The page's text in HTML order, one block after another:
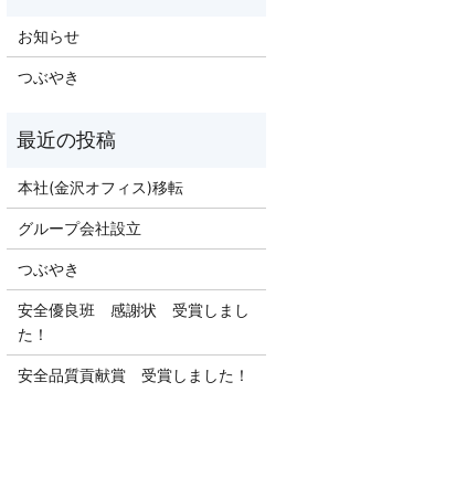
お知らせ
つぶやき
本社(金沢オフィス)移転
グループ会社設立
つぶやき
安全優良班 感謝状 受賞しまし
た！
安全品質貢献賞 受賞しました！